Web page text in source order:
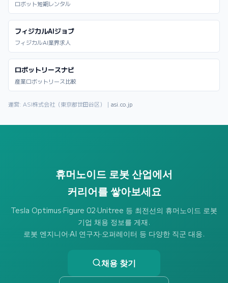
ロボット短期レンタル
フィジカルAIジョブ
フィジカルAI業界求人
ロボットリースナビ
産業ロボットリース比較
運営: ASI株式会社（東京都世田谷区）｜ asi.co.jp
휴머노이드 로봇 산업에서
커리어를 쌓아보세요
Tesla Optimus·Figure 02·Unitree 등 최전선의 휴머노이드 로봇
기업 채용 정보를 게재.
로봇 엔지니어·AI 연구자·오퍼레이터 등 다양한 직군 대응.
채용 찾기